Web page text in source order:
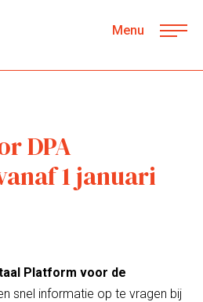
Menu
DPA
1 januari
Platform voor de
snel informatie op te vragen bij